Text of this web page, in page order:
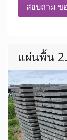
สอบถาม ข
แผ่นพื้น